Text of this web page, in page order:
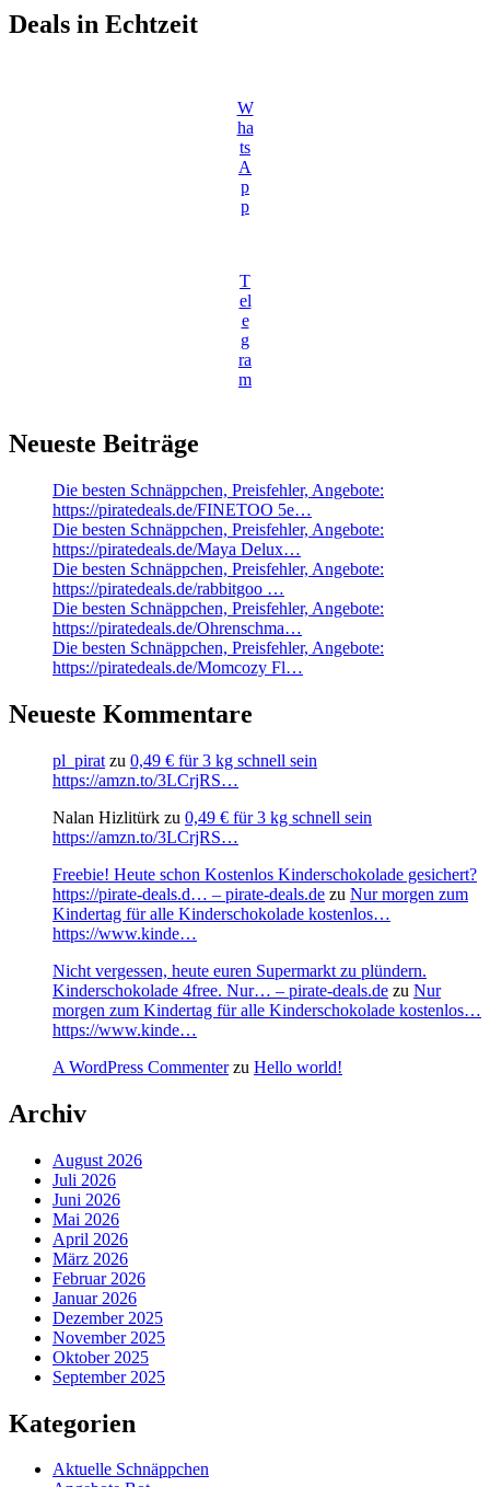
Deals in Echtzeit
W
ha
ts
A
p
p
T
el
e
g
ra
m
Neueste Beiträge
Die besten Schnäppchen, Preisfehler, Angebote:
https://piratedeals.de/FINETOO 5e…
Die besten Schnäppchen, Preisfehler, Angebote:
https://piratedeals.de/Maya Delux…
Die besten Schnäppchen, Preisfehler, Angebote:
https://piratedeals.de/rabbitgoo …
Die besten Schnäppchen, Preisfehler, Angebote:
https://piratedeals.de/Ohrenschma…
Die besten Schnäppchen, Preisfehler, Angebote:
https://piratedeals.de/Momcozy Fl…
Neueste Kommentare
pl_pirat zu 0,49 € für 3 kg schnell sein
https://amzn.to/3LCrjRS…
Nalan Hizlitürk zu 0,49 € für 3 kg schnell sein
https://amzn.to/3LCrjRS…
Freebie! Heute schon Kostenlos Kinderschokolade gesichert?
https://pirate-deals.d… – pirate-deals.de zu Nur morgen zum
Kindertag für alle Kinderschokolade kostenlos…
https://www.kinde…
Nicht vergessen, heute euren Supermarkt zu plündern.
Kinderschokolade 4free. Nur… – pirate-deals.de zu Nur
morgen zum Kindertag für alle Kinderschokolade kostenlos…
https://www.kinde…
A WordPress Commenterzu Hello world!
Archiv
August 2026
Juli 2026
Juni 2026
Mai 2026
April 2026
März 2026
Februar 2026
Januar 2026
Dezember 2025
November 2025
Oktober 2025
September 2025
Kategorien
Aktuelle Schnäppchen